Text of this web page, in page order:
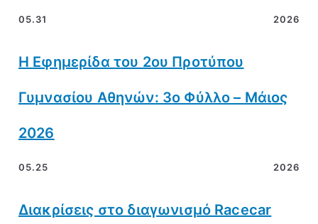
05.31 2026
Η Εφημερίδα του 2ου Προτύπου
Γυμνασίου Αθηνών: 3ο Φύλλο – Μάιος
2026
05.25 2026
Διακρίσεις στο διαγωνισμό Racecar